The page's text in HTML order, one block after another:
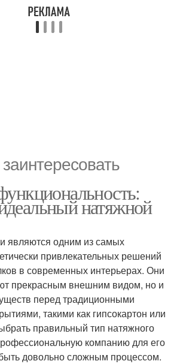
натяжной
являются одним из самых
привлекательных решений
в современных интерьерах. Они
прекрасным внешним видом, но и
перед традиционными
такими как гипсокартон или
правильный тип натяжного
компанию для его
довольно сложным процессом.